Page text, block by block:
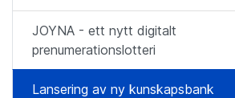
JOYNA - ett nytt digitalt
prenumerationslotteri
Lansering av ny kunskapsbank